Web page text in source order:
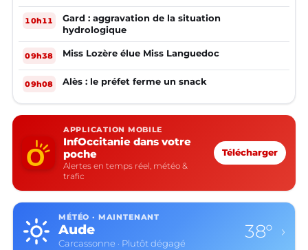
10h11
Gard : aggravation de la situation
hydrologique
09h38 Miss Lozère élue Miss Languedoc
09h08 Alès : le préfet ferme un snack
APPLICATION MOBILE
InfOccitanie dans votre
poche
Alertes en temps réel, météo &
trafic
Télécharger
MÉTÉO · MAINTENANT
Aude
Carcassonne · Plutôt dégagé
38° ›